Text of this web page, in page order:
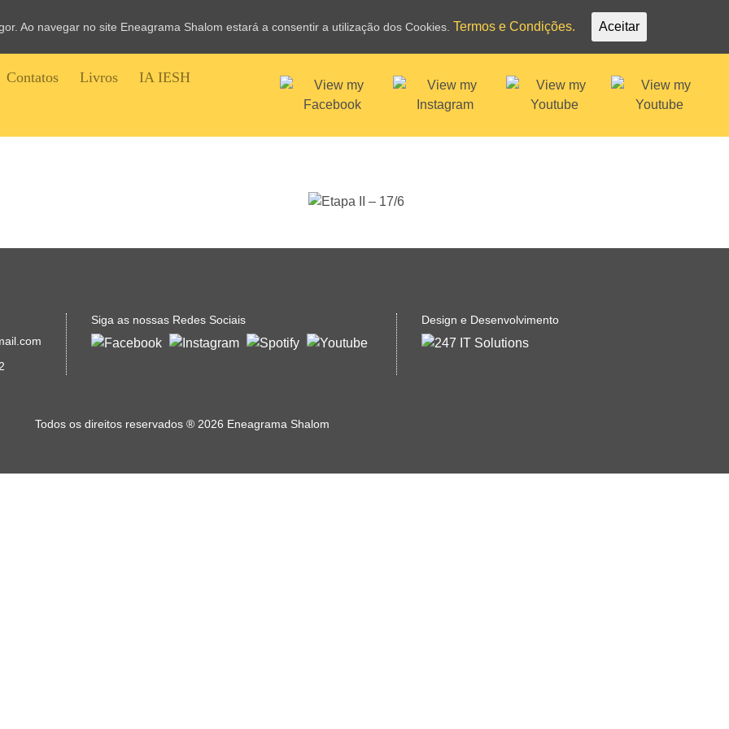
Contatos Livros IA IESH
Siga as nossas Redes Sociais Design e Desenvolvimento
Todos os direitos reservados ® 2026 Eneagrama Shalom
Ao navegar no site Eneagrama Shalom estará a consentir a utilização dos Cookies. Termos e Condições. Aceitar